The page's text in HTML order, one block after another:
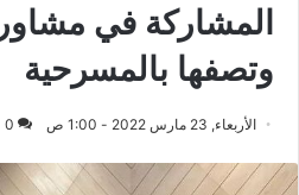
المشاركة في
وتصفها بالمسرحية
الأربعاء, 23 مارس 2022 - 1:00 ص 0